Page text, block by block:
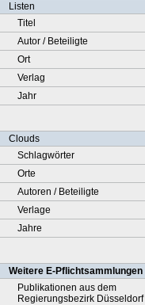
Listen
Titel
Autor / Beteiligte
Ort
Verlag
Jahr
Clouds
Schlagwörter
Orte
Autoren / Beteiligte
Verlage
Jahre
Weitere E-Pflichtsammlungen
Publikationen aus dem
Regierungsbezirk Düsseldorf